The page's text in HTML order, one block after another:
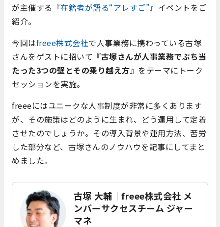
が主催する『在籍者が語る“アレすご”』イベントをご
紹介。
今回はfreee株式会社で人事業務に携わっている古塚
さんをゲストに招いて『古塚さんが人事業務でぶち当
たった3つの壁とその乗り越え方』をテーマにトーク
セッションを実施。
freeeにはユニークな人事制度が非常に多くあります
が、その施策はどのように生まれ、どう運用して定着
させたのでしょうか。その導入背景や運用方法、苦労
した部分など、古塚さんのノウハウを記事にしてまと
めました。
古塚 大輔｜freee株式会社 メ
ンバーサクセスチーム ジャー
マネ